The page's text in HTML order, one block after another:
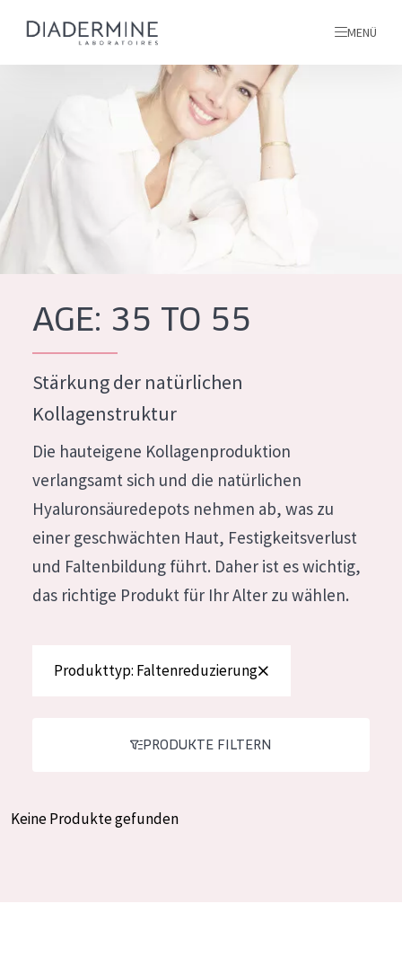
PRODUKTTYP
Feuchtigkeit und Ausstrahlung
Faltenreduzierung
Hautregeneration
Hautstraffung
PRODUKTTYP
Tagescreme
Augencreme
Essentials
ALLE PRODUKTE
MENÜ
Über uns
Inspiration
Kontakt
French
German
Spanish
AGE: 35 TO 55
Stärkung der natürlichen
Kollagenstruktur
Die hauteigene Kollagenproduktion
verlangsamt sich und die natürlichen
Hyaluronsäuredepots nehmen ab, was zu
einer geschwächten Haut, Festigkeitsverlust
und Faltenbildung führt. Daher ist es wichtig,
das richtige Produkt für Ihr Alter zu wählen.
Produkttyp: Faltenreduzierung
PRODUKTE FILTERN
Keine Produkte gefunden